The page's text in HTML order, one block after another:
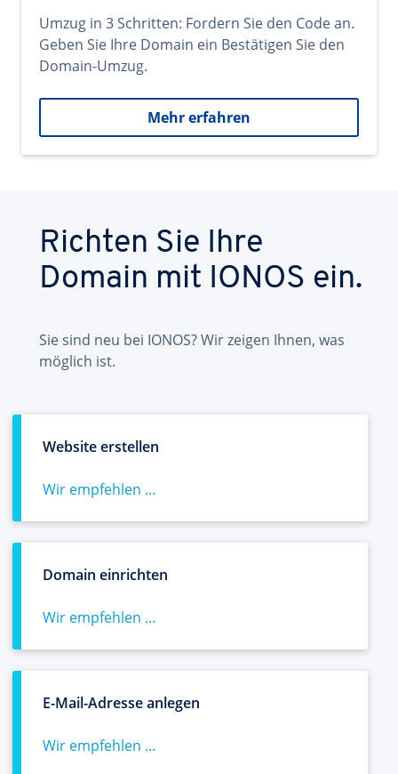
Umzug in 3 Schritten: Fordern Sie den Code an.
Geben Sie Ihre Domain ein Bestätigen Sie den
Domain-Umzug.
Mehr erfahren
Richten Sie Ihre
Domain mit IONOS ein.
Sie sind neu bei IONOS? Wir zeigen Ihnen, was
möglich ist.
Website erstellen
Wir empfehlen ...
Domain einrichten
Wir empfehlen ...
E-Mail-Adresse anlegen
Wir empfehlen ...